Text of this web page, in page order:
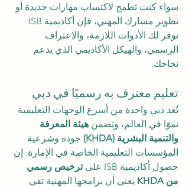
سواء كنت تطمح لاكتساب مهارات جديدة أو
توفر لك الأدوات اللازمة، والاعتراف
الرسمي، والهيكل الأكاديمي الذي يدعم
نجاحك.
تعليم معترف به رسميًا في دبي
تُعد دبي واحدة من أسرع الوجهات التعليمية
نموًا في العالم، وتضمن هيئة المعرفة
والتنمية البشرية (KHDA)
جودة وشرعية
المؤسسات التعليمية الخاصة في الإمارة. إن
حصول أكاديمية ISB على
ترخيص رسمي
من KHDA
يعني أن برامجها المهنية تفي